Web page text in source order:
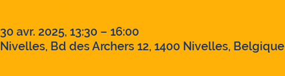
30 avr. 2025, 13:30 – 16:00
Nivelles, Bd des Archers 12, 1400 Nivelles, Belgique